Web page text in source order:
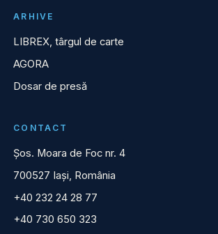
ARHIVE
LIBREX, târgul de carte
AGORA
Dosar de presă
CONTACT
Șos. Moara de Foc nr. 4
700527 Iași, România
+40 232 24 28 77
+40 730 650 323